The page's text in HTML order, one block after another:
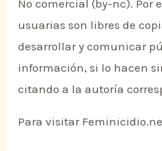
No comercial (by-nc). Por
usuarias son libres de
desarrollar y comunicar
información, si lo hacen
citando a la autoría
Para visitar